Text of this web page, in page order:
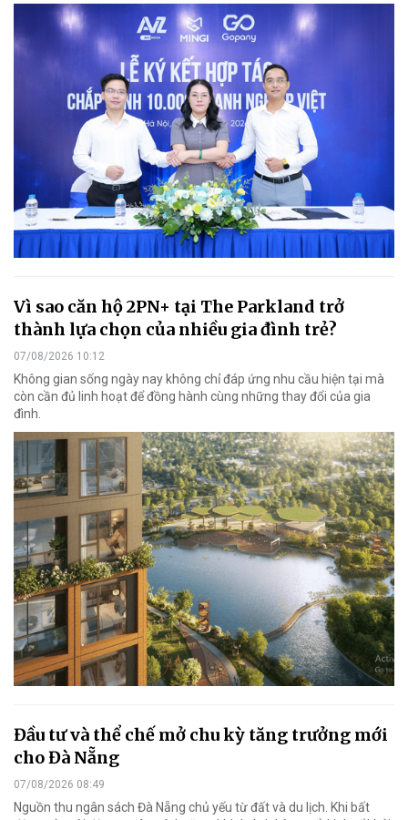
Vì sao căn hộ 2PN+ tại The Parkland trở
thành lựa chọn của nhiều gia đình trẻ?
07/08/2026 10:12
Không gian sống ngày nay không chỉ đáp ứng nhu cầu hiện tại mà
còn cần đủ linh hoạt để đồng hành cùng những thay đổi của gia
đình.
Đầu tư và thể chế mở chu kỳ tăng trưởng mới
cho Đà Nẵng
07/08/2026 08:49
Nguồn thu ngân sách Đà Nẵng chủ yếu từ đất và du lịch. Khi bất